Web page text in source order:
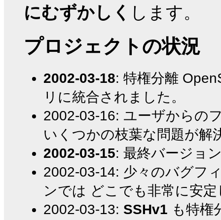
にむずかしく します。
プロジェクトの状況
2002-03-18: 特権分離
リに統合されました。
2002-03-16: ユーザからの
いくつかの枝葉な問題が解
2002-03-15: 最終バージョ
2002-03-14: 少々のバグフ
ンでは どこでも非常に安
2002-03-13: SSHv1 も特権